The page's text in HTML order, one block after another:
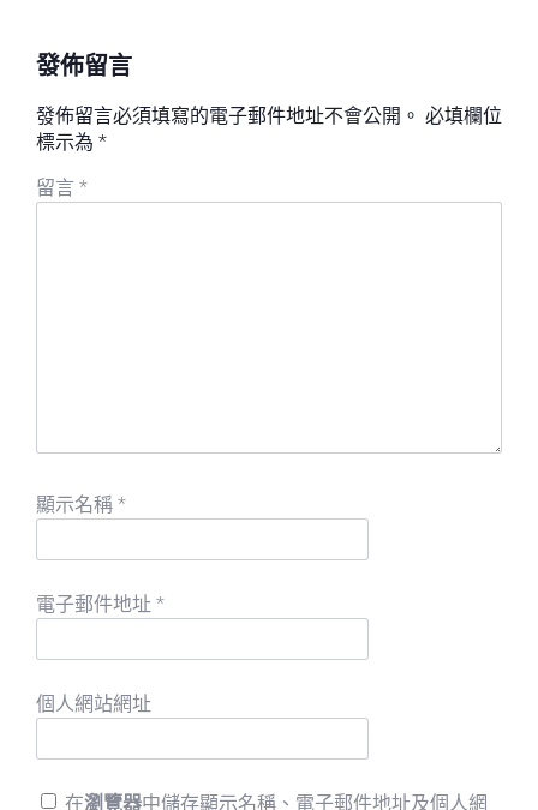
發佈留言
發佈留言必須填寫的電子郵件地址不會公開。 必填欄位
標示為 *
留言 *
顯示名稱 *
電子郵件地址 *
個人網站網址
在瀏覽器中儲存顯示名稱、電子郵件地址及個人網